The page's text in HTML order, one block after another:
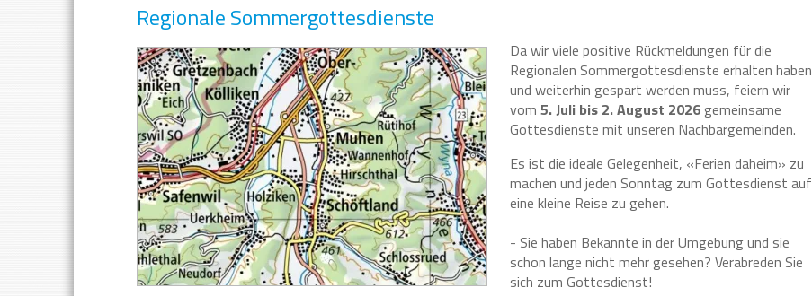
Regionale Sommergottesdienste
Da wir viele positive Rückmeldungen für die
Regionalen Sommergottesdienste erhalten haben
und weiterhin gespart werden muss, feiern wir
vom 5. Juli bis 2. August 2026gemeinsame
Gottesdienste mit unseren Nachbargemeinden.
Es ist die ideale Gelegenheit, «Ferien daheim» zu
machen und jeden Sonntag zum Gottesdienst auf
eine kleine Reise zu gehen.
- Sie haben Bekannte in der Umgebung und sie
schon lange nicht mehr gesehen? Verabreden Sie
sich zum Gottesdienst!